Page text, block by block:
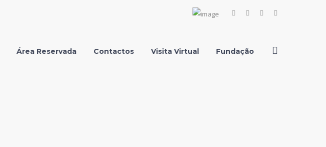
FacebookInstagramYoutube
Área Reservada Contactos Visita Virtual Fundação